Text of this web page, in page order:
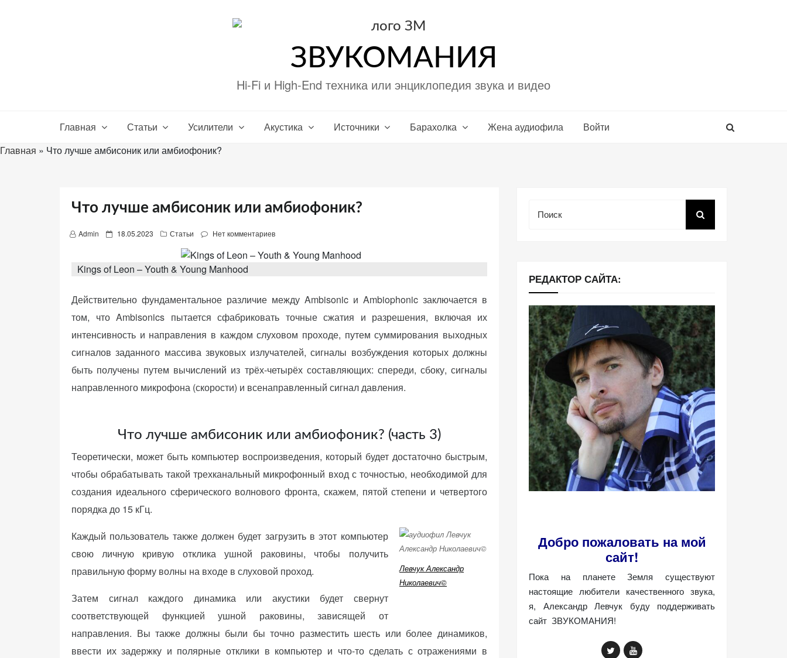
ЗВУКОМАНИЯ
Hi-Fi и High-End техника или энциклопедия звука и видео
Главная Статьи Усилители Акустика Источники Барахолка Жена аудиофила
Войти
Главная » Что лучше амбисоник или амбиофоник?
Что лучше амбисоник или амбиофоник?
Admin
P
e
o
n
18.05.2023 Статьи Нет комментариев
Kings of Leon – Youth & Young Manhood
Действительно фундаментальное различие между Ambisonic и Ambiophonic заключается в
том, что Ambisonics пытается сфабриковать точные сжатия и разрешения, включая их
интенсивность и направления в каждом слуховом проходе, путем суммирования выходных
сигналов заданного массива звуковых излучателей, сигналы возбуждения которых должны
быть получены путем вычислений из трёх-четырёх составляющих: спереди, сбоку, сигналы
направленного микрофона (скорости) и всенаправленный сигнал давления.
Что лучше амбисоник или амбиофоник? (часть 3)
Теоретически, может быть компьютер воспроизведения, который будет достаточно быстрым,
чтобы обрабатывать такой трехканальный микрофонный вход с точностью, необходимой для
создания идеального сферического волнового фронта, скажем, пятой степени и четвертого
порядка до 15 кГц.
Левчук Александр
Николаевич©
Каждый пользователь также должен будет загрузить в этот компьютер
свою личную кривую отклика ушной раковины, чтобы получить
правильную форму волны на входе в слуховой проход.
Затем сигнал каждого динамика или акустики будет свернут
соответствующей функцией ушной раковины, зависящей от
направления. Вы также должны были бы точно разместить шесть или более динамиков,
ввести их задержку и полярные отклики в компьютер и что-то сделать с отражениями в
РЕДАКТОР САЙТА:
Добро пожаловать на мой
сайт!
Пока на планете Земля существуют
настоящие любители качественного звука,
я, Александр Левчук буду поддерживать
сайт ЗВУКОМАНИЯ!
Звукомания.
авторизацию. Они
необходимы для
Функциональные
Обеспечивают
работу сайта. Если
вы откажетесь от
использования